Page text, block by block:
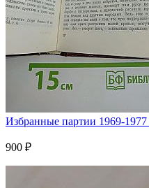
Избранные партии 1969-
900 ₽